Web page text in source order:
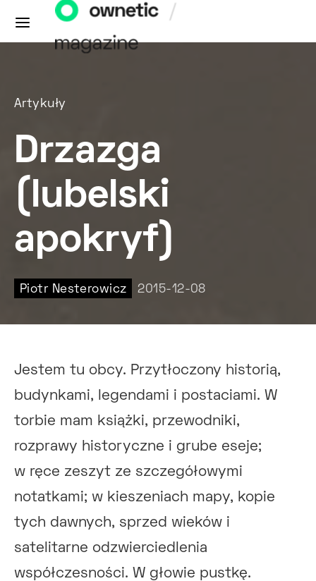
Artykuły
Drzazga
(lubelski
apokryf)
Piotr Nesterowicz 2015-12-08
Jestem tu obcy. Przytłoczony historią,
budynkami, legendami i postaciami. W
torbie mam książki, przewodniki,
rozprawy historyczne i grube eseje;
w ręce zeszyt ze szczegółowymi
notatkami; w kieszeniach mapy, kopie
tych dawnych, sprzed wieków i
satelitarne odzwierciedlenia
współczesności. W głowie pustkę.